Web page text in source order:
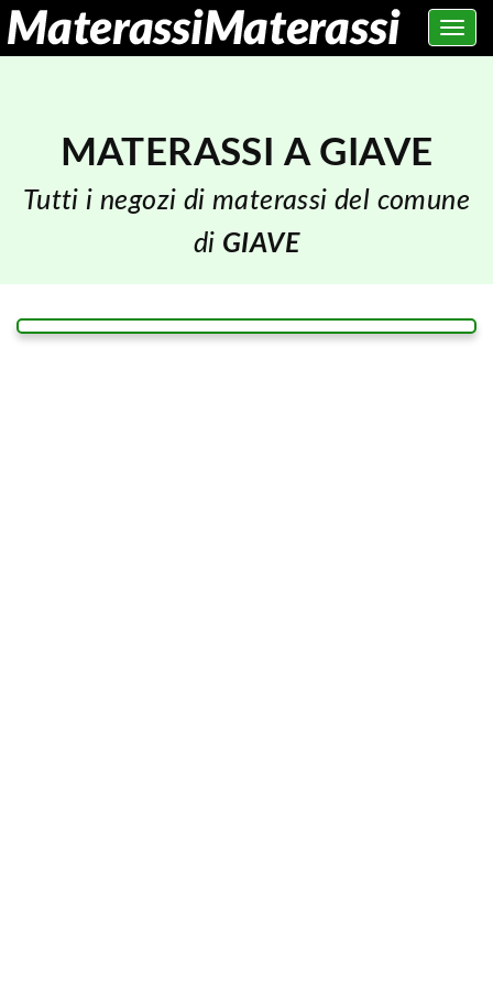
Toggle
MATERASSI A GIAVE
Tutti i negozi di materassi del comune
di GIAVE